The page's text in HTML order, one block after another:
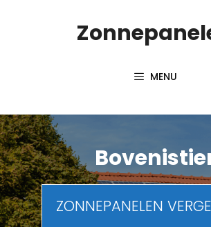
MENU
ZONNEPANELEN